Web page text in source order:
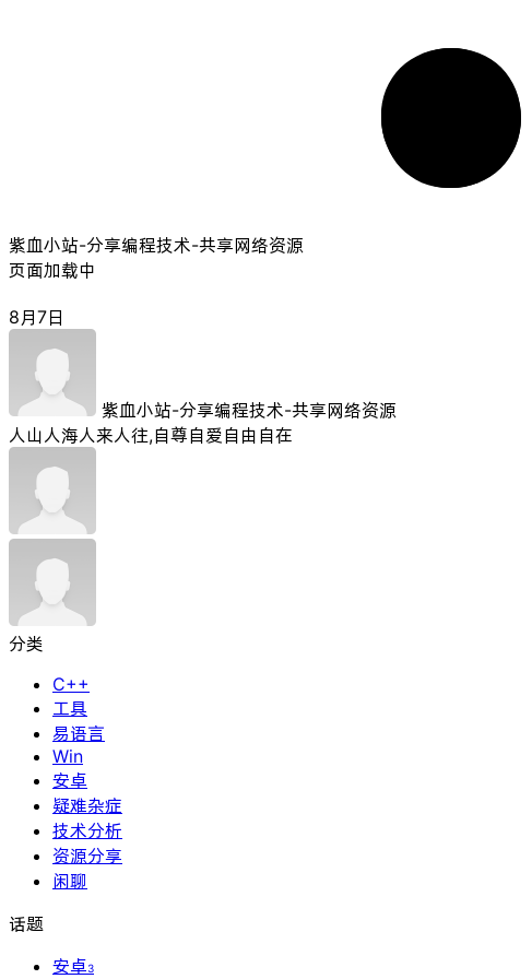
紫血小站-分享编程技术-共享网络资源
页面加载中
8月7日
紫血小站-分享编程技术-共享网络资源
人山人海人来人往,自尊自爱自由自在
分类
C++
工具
易语言
Win
安卓
疑难杂症
技术分析
资源分享
闲聊
话题
安卓3